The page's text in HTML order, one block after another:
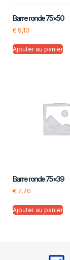
Barre ronde 75×50
€ 9,10
Ajouter au panier
Barre ronde 75×39
€ 7,70
Ajouter au panier